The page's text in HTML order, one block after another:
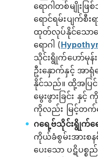
ရောဂါတစ်မျိုးဖ
ရောင်ရမ်းပျက်စီ
ထုတ်လုပ်နိုင်သောက
ရောဂါ (
သိုင်းရွိုက်ဟော်မုန်
ဦးနှောက်နှင့် အာ
နိုင်သည်။ ထို့အပြင်
မွေးဖွားခြင်း နှ
ကိုလည်း မြင့်တ
ဂရေ့ဗ်သိုင်းရွိုက်ရေ
ကိုယ်ခံစွမ်းအားစ
ပေးသော ပဋိပစ္